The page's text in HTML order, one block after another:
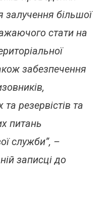
залучення більшої
стати на
забезпечення
резервістів та
питань
служби”, –
записці до